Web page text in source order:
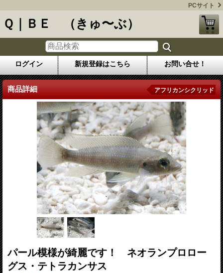
PCサイト
Ｑ｜ＢＥ （きゅ〜ぶ）
ログイン 新規登録はこちら お問い合せ！
商品詳細 アフリカンシクリッド
パール模様が綺麗です！ ネオランプロロー
グス・テトラカンサス